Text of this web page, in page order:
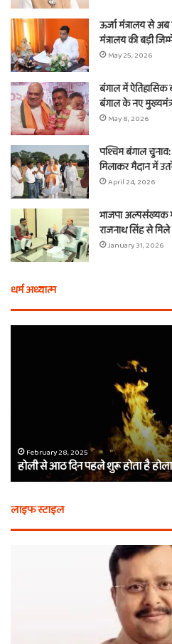
ऊर्जा मंत्रालय से
मंत्रालय की बड़ी
May 25, 2026
बंगाल में ऐतिहासिक
बंगाल के नए
May 8, 2026
पश्चिम बंगाल
मिलाकर मैदान में
April 24, 2026
भाजपा अल्पसंख्यक
राजनाथ सिंह से
January 31, 2026
धर्म अध्यात्म
होलाष्टक,
भूल
से
न
खरीदें
February 28, 2025
होली से आठ दिन पहले शुरू होता है
लाइफ स्टाइल